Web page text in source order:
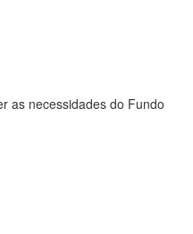
as necessidades do Fundo